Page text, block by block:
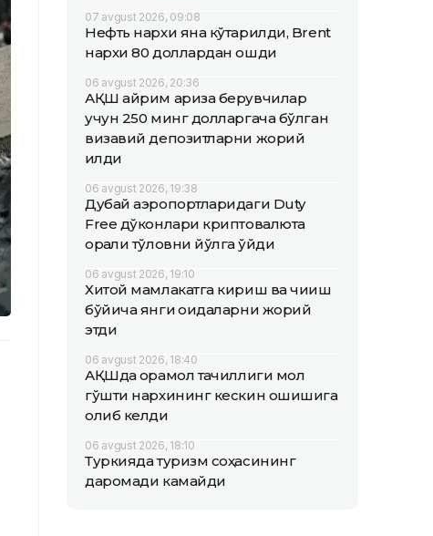
07 avgust 2026, 09:08
Нефть нархи яна кўтарилди, Brent
нархи 80 доллардан ошди
06 avgust 2026, 20:36
АҚШ айрим ариза берувчилар
учун 250 минг долларгача бўлган
визавий депозитларни жорий
қилди
06 avgust 2026, 19:38
Дубай аэропортларидаги Duty
Free дўконлари криптовалюта
орқали тўловни йўлга қўйди
06 avgust 2026, 19:10
Хитой мамлакатга кириш ва чиқиш
бўйича янги қоидаларни жорий
этди
06 avgust 2026, 18:40
АҚШда қорамол тақчиллиги мол
гўшти нархининг кескин ошишига
олиб келди
06 avgust 2026, 18:10
Туркияда туризм соҳасининг
даромади камайди